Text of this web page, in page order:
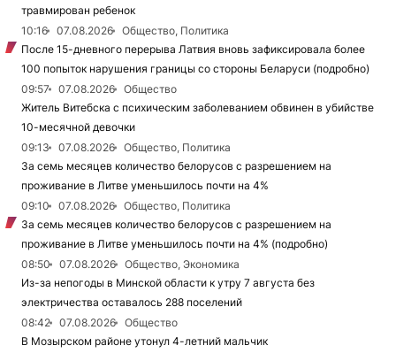
травмирован ребенок
10:16
07.08.2026
Общество, Политика
После 15-дневного перерыва Латвия вновь зафиксировала более
100 попыток нарушения границы со стороны Беларуси (подробно)
09:57
07.08.2026
Общество
Житель Витебска с психическим заболеванием обвинен в убийстве
10-месячной девочки
09:13
07.08.2026
Общество, Политика
За семь месяцев количество белорусов с разрешением на
проживание в Литве уменьшилось почти на 4%
09:10
07.08.2026
Общество, Политика
За семь месяцев количество белорусов с разрешением на
проживание в Литве уменьшилось почти на 4% (подробно)
08:50
07.08.2026
Общество, Экономика
Из-за непогоды в Минской области к утру 7 августа без
электричества оставалось 288 поселений
08:42
07.08.2026
Общество
В Мозырском районе утонул 4-летний мальчик